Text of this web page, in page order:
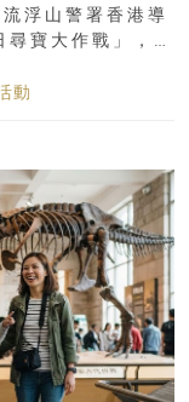
浮山警署香港導
寶大作戰」，家
動